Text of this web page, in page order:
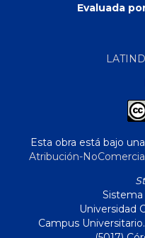
Evaluada
Esta obra está bajo una
Atribución-
Universidad
Campus